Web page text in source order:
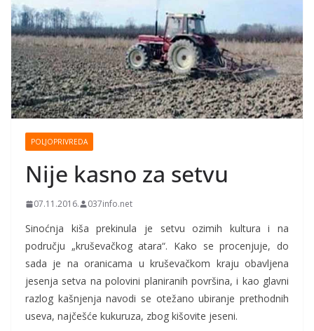
POLJOPRIVREDA
Nije kasno za setvu
07.11.2016. 037info.net
Sinoćnja kiša prekinula je setvu ozimih kultura i na
području „kruševačkog atara“. Kako se procenjuje, do
sada je na oranicama u kruševačkom kraju obavljena
jesenja setva na polovini planiranih površina, i kao glavni
razlog kašnjenja navodi se otežano ubiranje prethodnih
useva, najčešće kukuruza, zbog kišovite jeseni.